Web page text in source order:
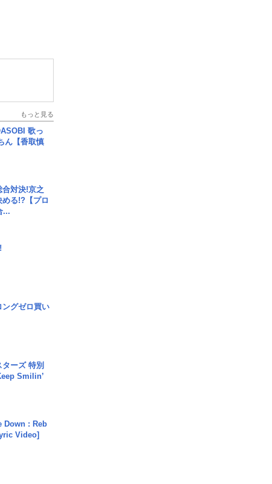
もっと見る
歌っ
ん【香取慎
対決!京之
る!?【プロ
...
ングゼロ買い
ーズ 特別
Smilin’
Down : Reb
Video]